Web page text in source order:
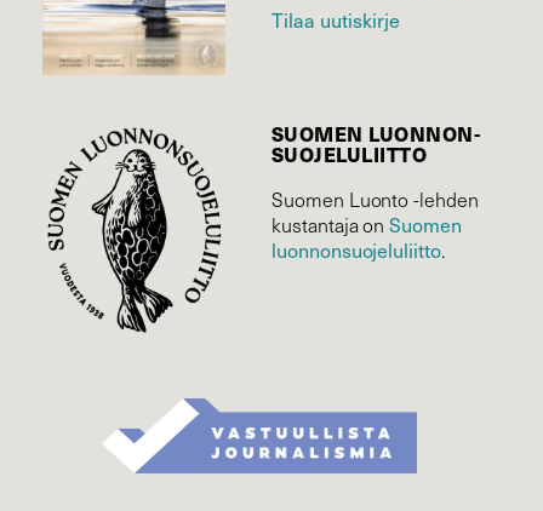
Tilaa uutiskirje
SUOMEN LUONNON­
SUOJELU­LIITTO
Suomen Luonto -lehden
kustantaja onSuomen
luonnonsuojelu­liitto.